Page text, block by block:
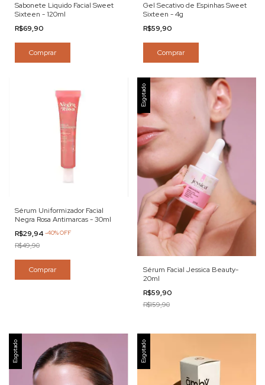
Sabonete Liquido Facial Sweet
Sixteen - 120ml
R$69,90
Comprar
Gel Secativo de Espinhas Sweet
Sixteen - 4g
R$59,90
Comprar
Sérum Uniformizador Facial
Negra Rosa Antimarcas - 30ml
R$29,94 -40%OFF
R$49,90
Comprar
Esgotado
Sérum Facial Jessica Beauty-
20ml
R$59,90
R$159,90
Esgotado Esgotado